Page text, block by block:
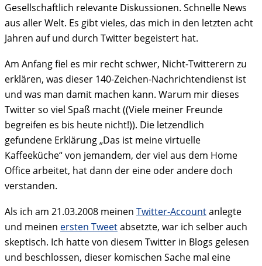
Gesellschaftlich relevante Diskussionen. Schnelle News
aus aller Welt. Es gibt vieles, das mich in den letzten acht
Jahren auf und durch Twitter begeistert hat.
Am Anfang fiel es mir recht schwer, Nicht-Twitterern zu
erklären, was dieser 140-Zeichen-Nachrichtendienst ist
und was man damit machen kann. Warum mir dieses
Twitter so viel Spaß macht ((Viele meiner Freunde
begreifen es bis heute nicht!)). Die letzendlich
gefundene Erklärung „Das ist meine virtuelle
Kaffeeküche“ von jemandem, der viel aus dem Home
Office arbeitet, hat dann der eine oder andere doch
verstanden.
Als ich am 21.03.2008 meinen Twitter-Accountanlegte
und meinen ersten Tweetabsetzte, war ich selber auch
skeptisch. Ich hatte von diesem Twitter in Blogs gelesen
und beschlossen, dieser komischen Sache mal eine